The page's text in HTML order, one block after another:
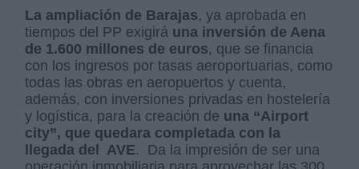
La ampliación de Barajas, ya aprobada en
tiempos del PP exigirá una inversión de Aena
de 1.600 millones de euros, que se financia
con los ingresos por tasas aeroportuarias, como
todas las obras en aeropuertos y cuenta,
además, con inversiones privadas en hostelería
y logística, para la creación de una “Airport
city”, que quedara completada con la
llegada del
AVE.
Da la impresión de ser una